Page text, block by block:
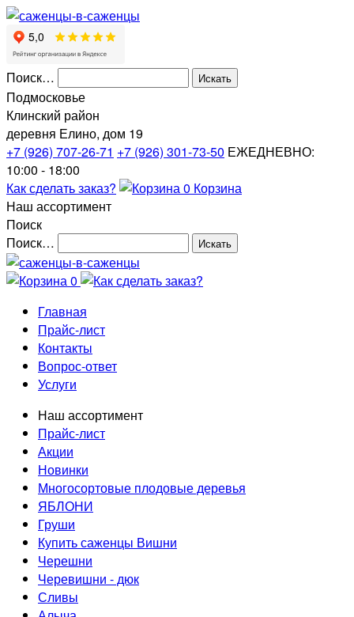
Поиск…
Подмосковье
Клинский район
деревня Елино, дом 19
+7 (926) 707-26-71 +7 (926) 301-73-50 ЕЖЕДНЕВНО:
10:00 - 18:00
Как сделать заказ?
0 Корзина
Наш ассортимент
Поиск
Поиск…
0
Главная
Прайс-лист
Контакты
Вопрос-ответ
Услуги
Наш ассортимент
Прайс-лист
Акции
Новинки
Многосортовые плодовые деревья
ЯБЛОНИ
Груши
Купить саженцы Вишни
Черешни
Черевишни - дюк
Сливы